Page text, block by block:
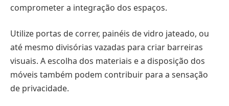
comprometer a integração dos espaços.
Utilize portas de correr, painéis de vidro jateado, ou
até mesmo divisórias vazadas para criar barreiras
visuais. A escolha dos materiais e a disposição dos
móveis também podem contribuir para a sensação
de privacidade.